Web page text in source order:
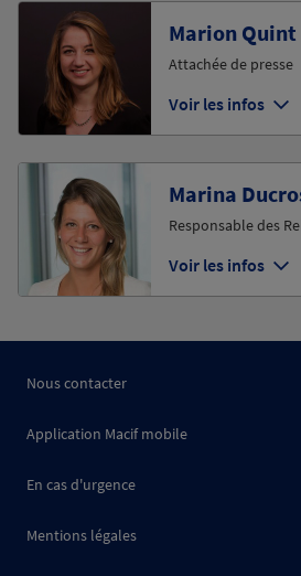
Marion Quint
Attachée de presse
Voir les infos
Marina
Responsable des
Voir les infos
Nous contacter
Application Macif mobile
En cas d'urgence
Mentions légales